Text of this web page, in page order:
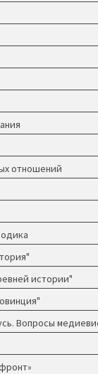
отношений
истории"
Вопросы